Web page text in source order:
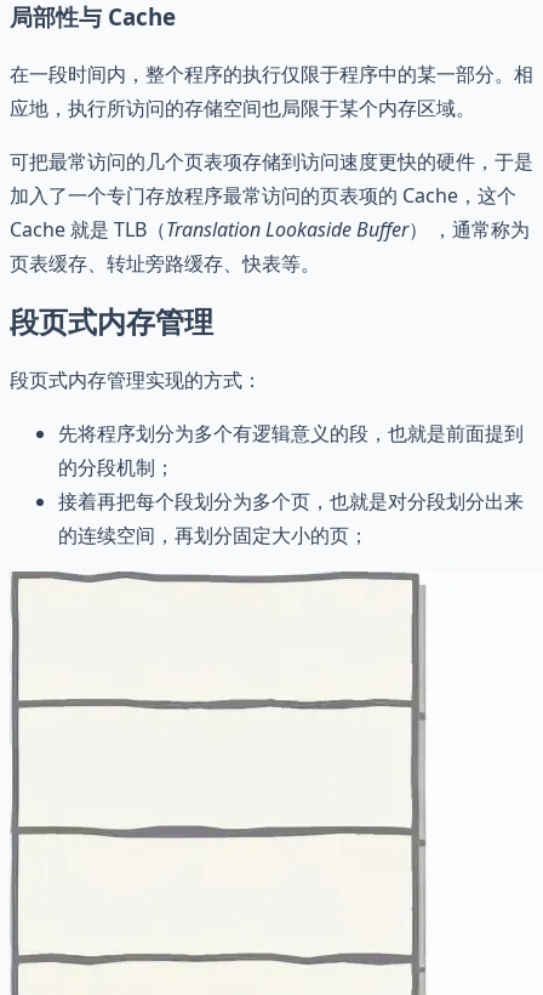
局部性与 Cache
在一段时间内，整个程序的执行仅限于程序中的某一部分。相
应地，执行所访问的存储空间也局限于某个内存区域。
可把最常访问的几个页表项存储到访问速度更快的硬件，于是
加入了一个专门存放程序最常访问的页表项的 Cache，这个
Cache 就是 TLB（Translation Lookaside Buffer） ，通常称为
页表缓存、转址旁路缓存、快表等。
段页式内存管理
段页式内存管理实现的方式：
先将程序划分为多个有逻辑意义的段，也就是前面提到
的分段机制；
接着再把每个段划分为多个页，也就是对分段划分出来
的连续空间，再划分固定大小的页；